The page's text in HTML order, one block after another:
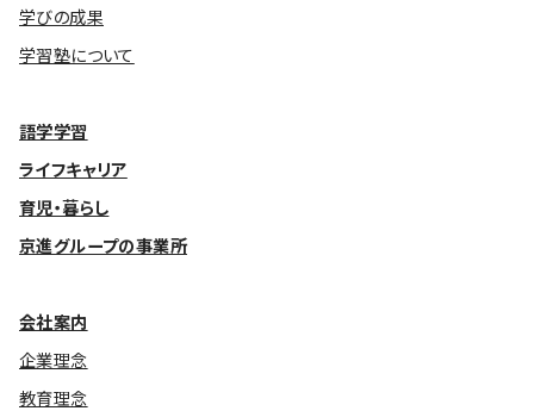
学びの成果
学習塾について
語学学習
ライフキャリア
育児・暮らし
京進グループの事業所
会社案内
企業理念
教育理念